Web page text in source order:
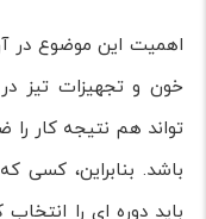
اهمیت این موضوع در
خون و تجهیزات تیز
تواند هم نتیجه کار
باشد. بنابراین، کسی
باید دوره ای را